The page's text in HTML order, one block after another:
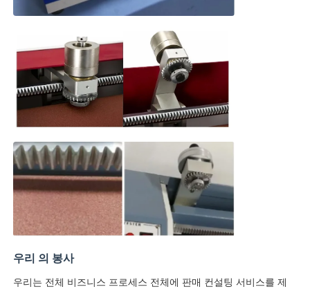
우리 의 봉사
우리는 전체 비즈니스 프로세스 전체에 판매 컨설팅 서비스를 제